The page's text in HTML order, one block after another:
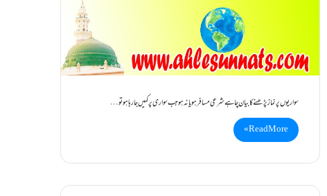
سواریوں پر نماز پڑھنے کا بیان چاہے شرعی مسافر ہو یا نہ ہو جب سواری پر کہیں جارہا ہو تو…
Read More »